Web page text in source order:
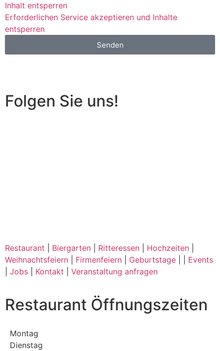
Inhalt entsperren
Erforderlichen Service akzeptieren und Inhalte
entsperren
Senden
Folgen Sie uns!
Restaurant Biergarten Ritteressen Hochzeiten
Weihnachtsfeiern
Firmenfeiern Geburtstage
Events
Jobs Kontakt Veranstaltung anfragen
Restaurant Öffnungszeiten
Montag
Dienstag